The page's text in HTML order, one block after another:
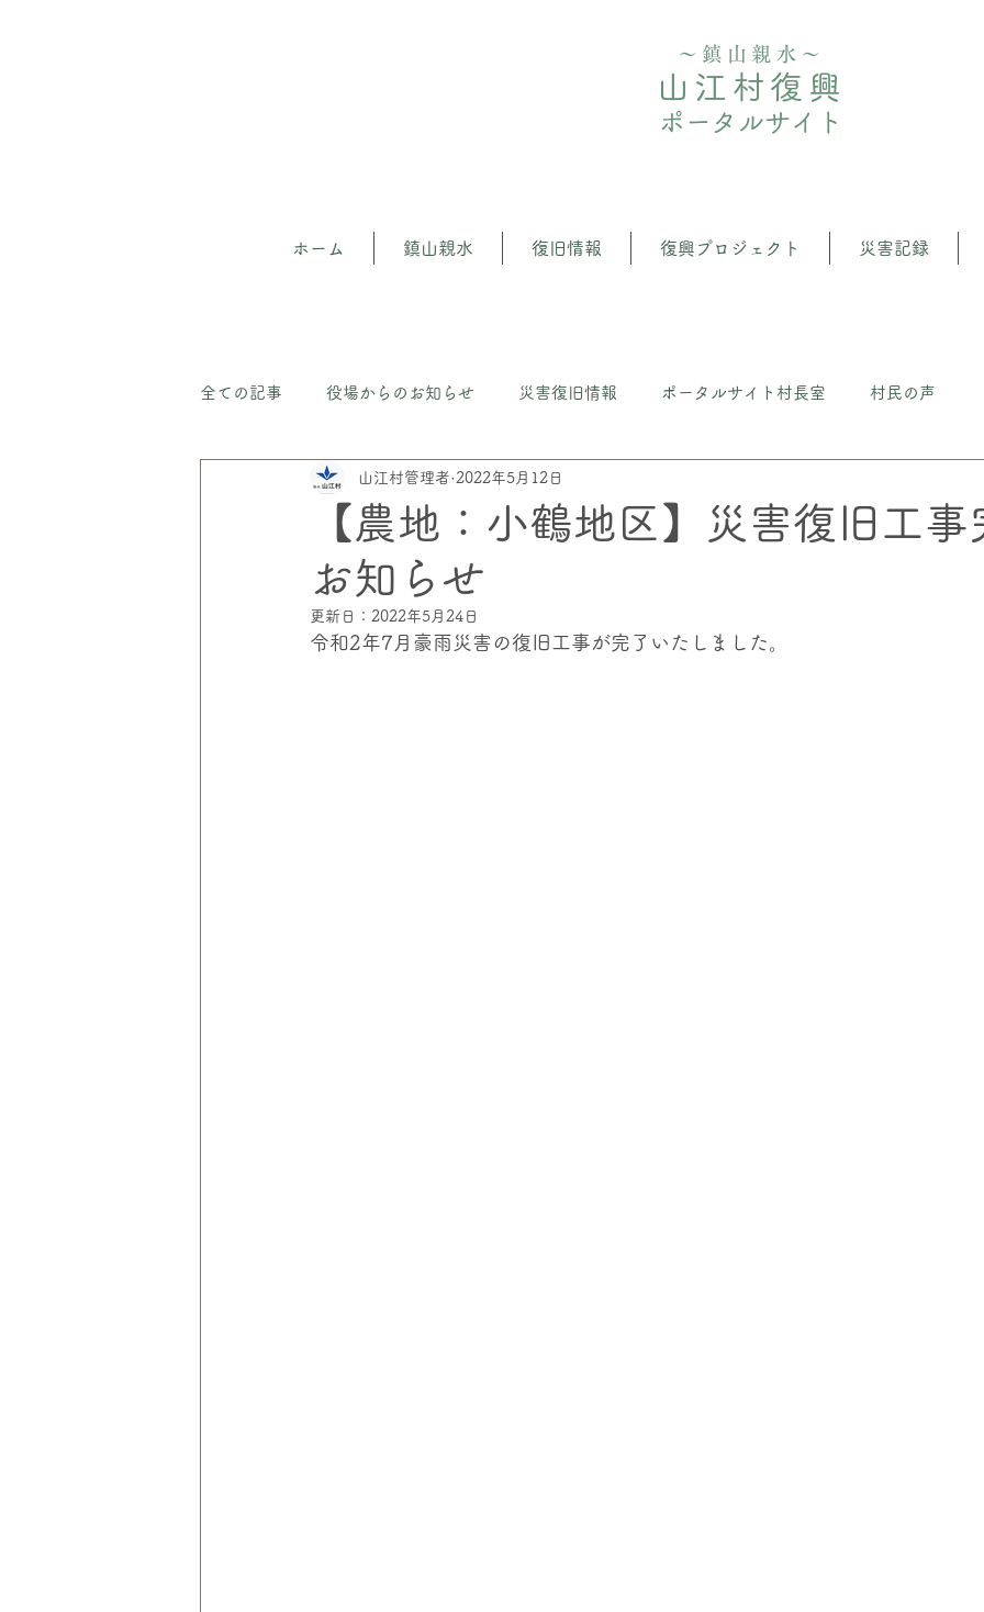
〜鎮山親水〜
山江村復興
ポータルサイト
ホーム 鎮山親水 復旧情報 復興プロジェクト 災害記録
全ての記事 役場からのお知らせ 災害復旧情報 ポータルサイト村長室 村民の声
山江の森（守）人材育成プロジェクト
災害にあわない家づくりプロジェクト
伸和コントロールズ 災害の記憶
【農地：小鶴地区】災害復旧工事
お知らせ
山江村管理者 2022年5月12日
更新日： 2022年5月24日
令和2年7月豪雨災害の復旧工事が完了いたしました。